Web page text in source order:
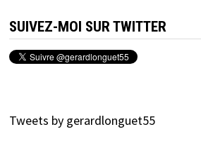
SUIVEZ-MOI SUR TWITTER
Tweets by gerardlonguet55